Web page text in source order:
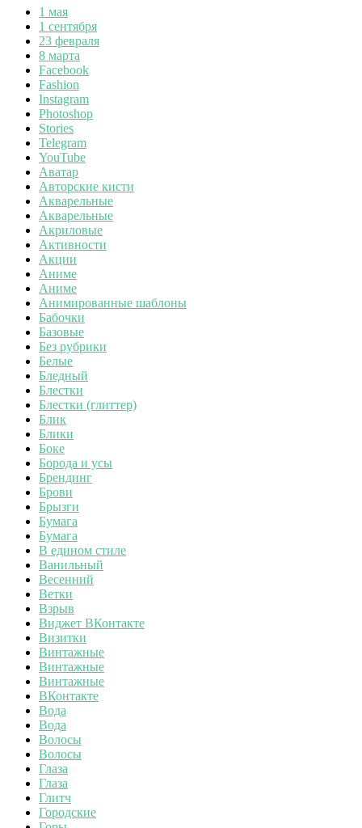
1 мая
1 сентября
23 февраля
8 марта
Facebook
Fashion
Instagram
Photoshop
Stories
Telegram
YouTube
Аватар
Авторские кисти
Акварельные
Акварельные
Акриловые
Активности
Акции
Аниме
Аниме
Анимированные шаблоны
Бабочки
Базовые
Без рубрики
Белые
Бледный
Блестки
Блестки (глиттер)
Блик
Блики
Боке
Борода и усы
Брендинг
Брови
Брызги
Бумага
Бумага
В едином стиле
Ванильный
Весенний
Ветки
Взрыв
Виджет ВКонтакте
Визитки
Винтажные
Винтажные
Винтажные
ВКонтакте
Вода
Вода
Волосы
Волосы
Глаза
Глаза
Глитч
Городские